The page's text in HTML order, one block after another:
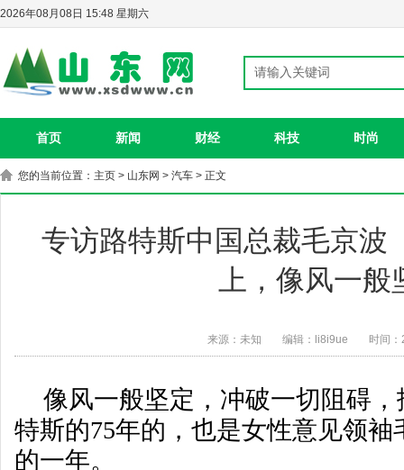
2026年08月08日 15:48 星期六
首页 新闻 财经 科技 时尚
您的当前位置： 主页 > 山东网 > 汽车 > 正文
专访路特斯中国总裁毛京波
上，像风一般
来源：未知 编辑：li8i9ue 时间
像风一般坚定，冲破一切阻碍
特斯的75年的，也是女性意见领
的一年。